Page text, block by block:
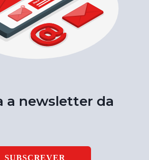
a newsletter da
SUBSCREVER